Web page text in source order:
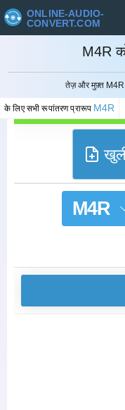
ONLINE-AUDIO-
CONVERT.COM
M4R
तेज़ और मुफ़्त M4R
के लिए सभी रूपांतरण प्रारूप M4R
M4R